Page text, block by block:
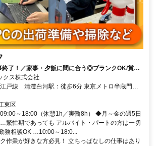
終了！／家事・夕飯に間に合う◎ブランクOK/賞与
/時短相談OK
クス株式会社
歩11分 都営新宿線 森下駅：徒歩12分
東区
～18:00（休憩1h／実働8h） ◆月～金の週5日
繁忙期であっても アルバイト・パートの方は一切
務相談OK …10:00～18:0...
作業が好きな方必見！ 立ちっぱなしの仕事はあり